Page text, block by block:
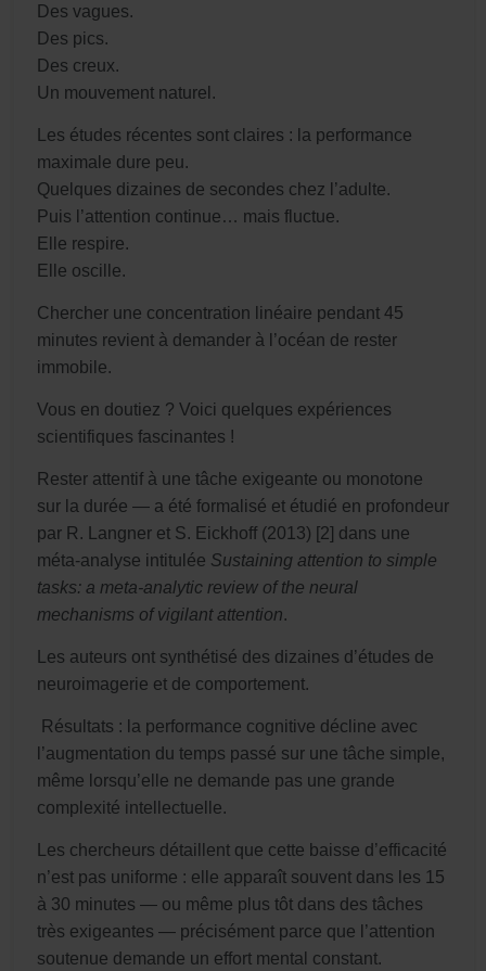
Des vagues.
Des pics.
Des creux.
Un mouvement naturel.
Les études récentes sont claires : la performance
maximale dure peu.
Quelques dizaines de secondes chez l’adulte.
Puis l’attention continue… mais fluctue.
Elle respire.
Elle oscille.
Chercher une concentration linéaire pendant 45
minutes revient à demander à l’océan de rester
immobile.
Vous en doutiez ? Voici quelques expériences
scientifiques fascinantes !
Rester attentif à une tâche exigeante ou monotone
sur la durée — a été formalisé et étudié en profondeur
par R. Langner et S. Eickhoff (2013) [2] dans une
méta-analyse intitulée Sustaining attention to simple
tasks: a meta-analytic review of the neural
mechanisms of vigilant attention.
Les auteurs ont synthétisé des dizaines d’études de
neuroimagerie et de comportement.
Résultats : la performance cognitive décline avec
l’augmentation du temps passé sur une tâche simple,
même lorsqu’elle ne demande pas une grande
complexité intellectuelle.
Les chercheurs détaillent que cette baisse d’efficacité
n’est pas uniforme : elle apparaît souvent dans les 15
à 30 minutes — ou même plus tôt dans des tâches
très exigeantes — précisément parce que l’attention
soutenue demande un effort mental constant.